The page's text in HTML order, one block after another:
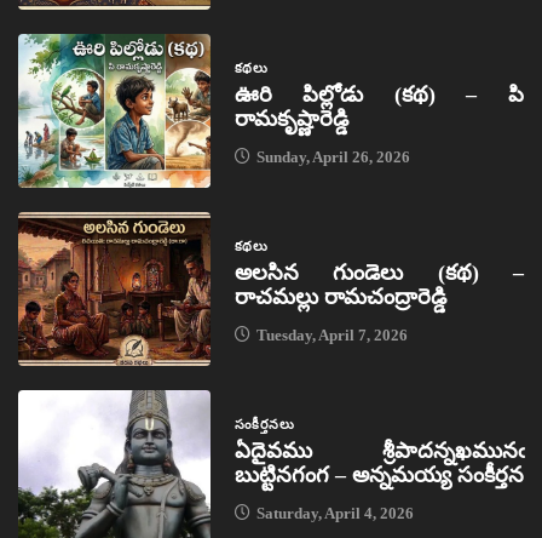
కథలు
ఊరి పిల్లోడు (కథ) – పి
రామకృష్ణారెడ్డి
Sunday, April 26, 2026
కథలు
అలసిన గుండెలు (కథ) –
రాచమల్లు రామచంద్రారెడ్డి
Tuesday, April 7, 2026
సంకీర్తనలు
ఏదైవము శ్రీపాదన్నఖమునఁ
బుట్టినగంగ – అన్నమయ్య సంకీర్తన
Saturday, April 4, 2026